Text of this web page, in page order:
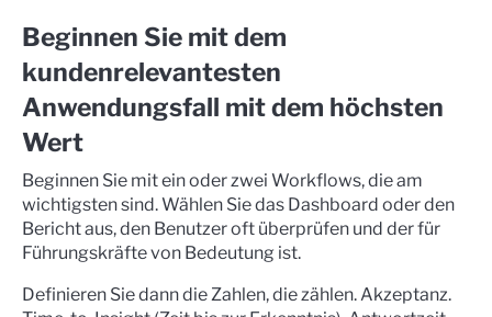
Beginnen Sie mit dem
kundenrelevantesten
Anwendungsfall mit dem höchsten
Wert
Beginnen Sie mit ein oder zwei Workflows, die am
wichtigsten sind. Wählen Sie das Dashboard oder den
Bericht aus, den Benutzer oft überprüfen und der für
Führungskräfte von Bedeutung ist.
Definieren Sie dann die Zahlen, die zählen. Akzeptanz.